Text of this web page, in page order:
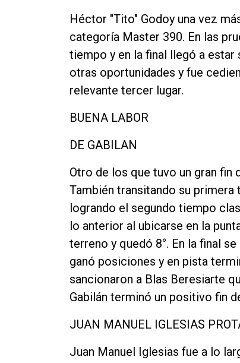
Héctor "Tito" Godoy una vez
categoría Master 390. En las
tiempo y en la final llegó a
otras oportunidades y fue
relevante tercer lugar.
BUENA LABOR
DE GABILAN
Otro de los que tuvo un gran fin
También transitando su
logrando el segundo tiempo
lo anterior al ubicarse en la
terreno y quedó 8°. En la final
ganó posiciones y en pista
sancionaron a Blas Beresiarte
Gabilán terminó un positivo fin
JUAN MANUEL IGLESIAS
Juan Manuel Iglesias fue a lo